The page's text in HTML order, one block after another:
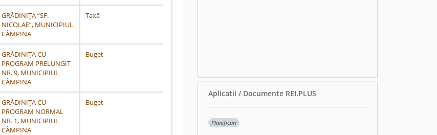
GRĂDINIȚA ”SF.
NICOLAE”, MUNICIPIUL
CÂMPINA
Taxă
GRĂDINIȚA CU
PROGRAM PRELUNGIT
NR. 9, MUNICIPIUL
CÂMPINA
Buget
GRĂDINIȚA CU
PROGRAM NORMAL
NR. 1, MUNICIPIUL
CÂMPINA
Buget
Aplicatii / Documente REI.PLUS
Planificari